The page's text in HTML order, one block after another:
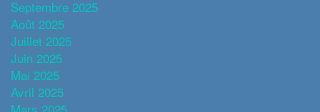
Septembre 2025
Août 2025
Juillet 2025
Juin 2025
Mai 2025
Avril 2025